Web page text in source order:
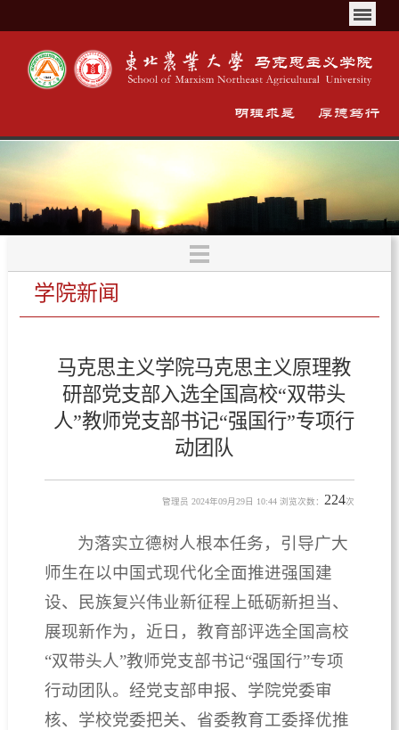
学院新闻
马克思主义学院马克思主义原理教
研部党支部入选全国高校“双带头
人”教师党支部书记“强国行”专项行
动团队
管理员 2024年09月29日 10:44 浏览次数： 224次
为落实立德树人根本任务，引导广大
师生在以中国式现代化全面推进强国建
设、民族复兴伟业新征程上砥砺新担当、
展现新作为，近日，教育部评选全国高校
“双带头人”教师党支部书记“强国行”专项
行动团队。经党支部申报、学院党委审
核、学校党委把关、省委教育工委择优推